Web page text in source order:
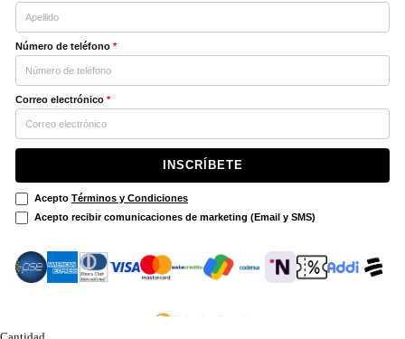
Número de teléfono *
Correo electrónico *
INSCRÍBETE
Acepto Términos y Condiciones
Acepto recibir comunicaciones de marketing (Email y SMS)